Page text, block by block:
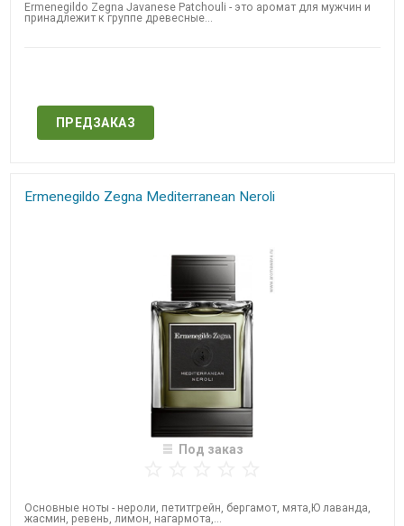
Ermenegildo Zegna​ Javanese Patchouli - это аромат для мужчин и
принадлежит к группе древесные...
ПРЕДЗАКАЗ
Ermenegildo Zegna​ Mediterranean Neroli
Под заказ
Основные ноты - нероли, петитгрейн, бергамот, мята,Ю лаванда,
жасмин, ревень, лимон, нагармота,...